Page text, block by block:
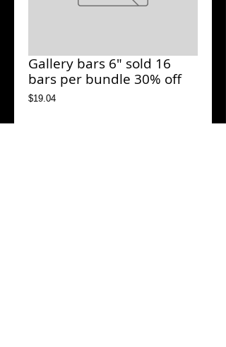
Gallery bars 6" sold 16
bars per bundle 30% off
$19.04Price